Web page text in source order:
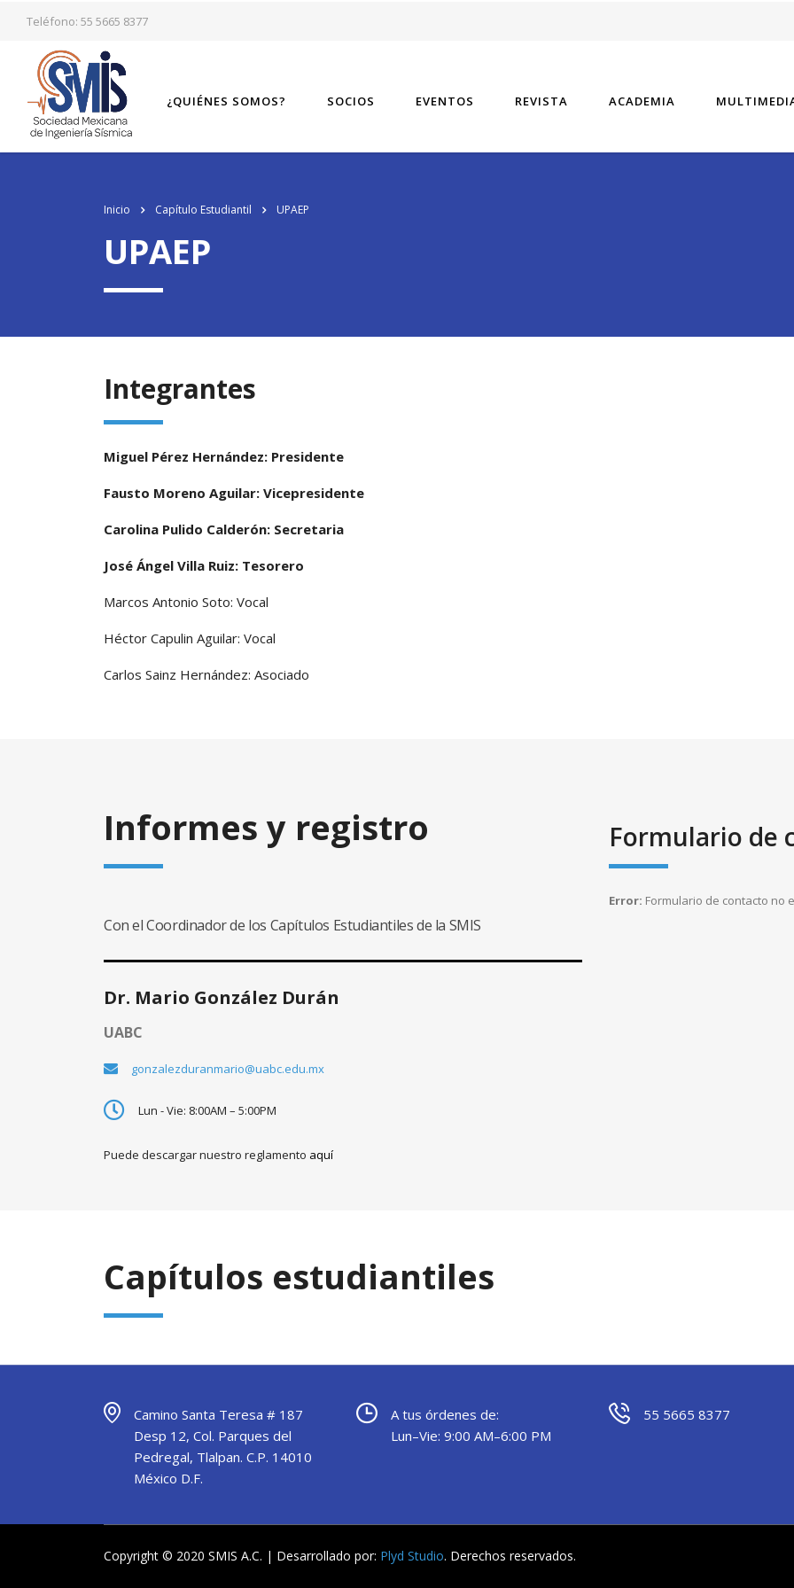
Teléfono: 55 5665 8377
¿QUIÉNES SOMOS? SOCIOS EVENTOS REVISTA ACADEMIA
Inicio Capítulo Estudiantil UPAEP
UPAEP
Integrantes
Miguel Pérez Hernández: Presidente
Fausto Moreno Aguilar: Vicepresidente
Carolina Pulido Calderón: Secretaria
José Ángel Villa Ruiz: Tesorero
Marcos Antonio Soto: Vocal
Héctor Capulin Aguilar: Vocal
Carlos Sainz Hernández: Asociado
Informes y registro
Con el Coordinador de los Capítulos Estudiantiles de la SMIS
Dr. Mario González Durán
UABC
gonzalezduranmario@uabc.edu.mx
Lun - Vie: 8:00AM – 5:00PM
Puede descargar nuestro reglamento aquí
Formulario de
Error: Formulario de contacto no
Capítulos estudiantiles
Camino Santa Teresa # 187
Desp 12, Col. Parques del
Pedregal, Tlalpan. C.P. 14010
México D.F.
A tus órdenes de:
Lun–Vie: 9:00 AM–6:00 PM
55 5665 8377
Copyright © 2020 SMIS A.C. | Desarrollado por: Plyd Studio. Derechos reservados.